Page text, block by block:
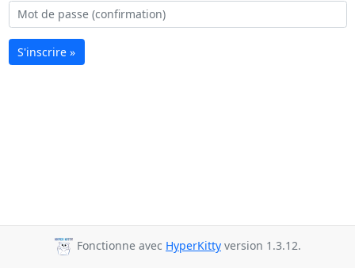
S'inscrire »
Fonctionne avec HyperKitty version 1.3.12.